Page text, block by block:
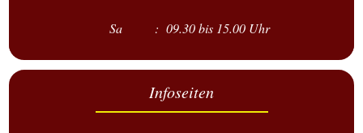
Sa : 09.30 bis 15.00 Uhr
Infoseiten